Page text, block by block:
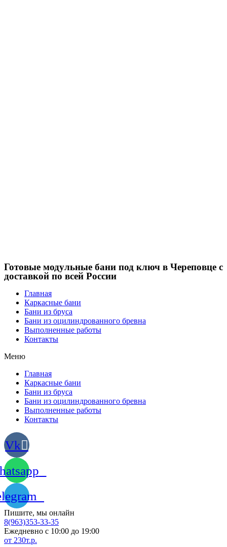
Готовые модульные бани под ключ в Череповце с
доставкой по всей России
Главная
Каркасные бани
Бани из бруса
Бани из оцилиндрованного бревна
Выполненные работы
Контакты
Меню
Главная
Каркасные бани
Бани из бруса
Бани из оцилиндрованного бревна
Выполненные работы
Контакты
Vk
Пишите, мы онлайн
8(963)353-33-35
Ежедневно с 10:00 до 19:00
от 230т.р.